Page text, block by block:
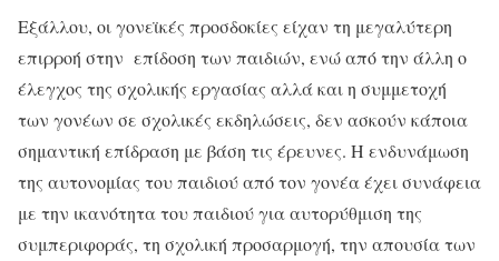
Εξάλλου, οι γονεϊκές προσδοκίες είχαν τη μεγαλύτερη
επιρροή στην επίδοση των παιδιών, ενώ από την άλλη ο
έλεγχος της σχολικής εργασίας αλλά και η συμμετοχή
των γονέων σε σχολικές εκδηλώσεις, δεν ασκούν κάποια
σημαντική επίδραση με βάση τις έρευνες. Η ενδυνάμωση
της αυτονομίας του παιδιού από τον γονέα έχει συνάφεια
με την ικανότητα του παιδιού για αυτορύθμιση της
συμπεριφοράς, τη σχολική προσαρμογή, την απουσία των